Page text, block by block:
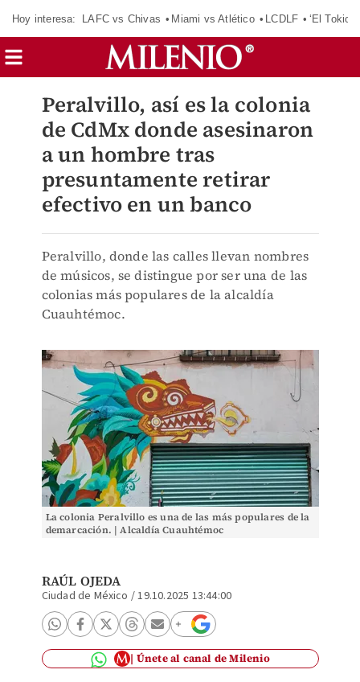
Hoy interesa: LAFC vs Chivas Miami vs Atlético LCDLF ‘El Tokio’
Peralvillo, así es la colonia
de CdMx donde asesinaron
a un hombre tras
presuntamente retirar
efectivo en un banco
Peralvillo, donde las calles llevan nombres
de músicos, se distingue por ser una de las
colonias más populares de la alcaldía
Cuauhtémoc.
La colonia Peralvillo es una de las más populares de la
demarcación. | Alcaldía Cuauhtémoc
RAÚL OJEDA
Ciudad de México /19.10.2025 13:44:00
Únete al canal de Milenio